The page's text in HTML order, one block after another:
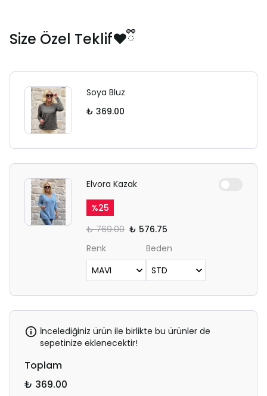
Size Özel Teklif❤️ྀི
Soya Bluz
₺ 369.00
Elvora Kazak
%25
₺ 769.00 ₺ 576.75
Renk
Beden
İncelediğiniz ürün ile birlikte bu ürünler de
sepetinize eklenecektir!
Toplam
₺ 369.00